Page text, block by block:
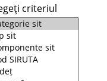
criteriul